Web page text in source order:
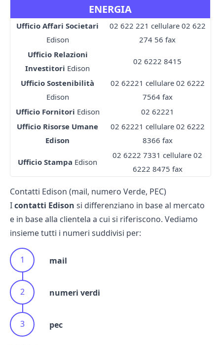
ENERGIA
Ufficio Affari Societari
Edison
02 622 221 cellulare 02 622
274 56 fax
Ufficio Relazioni
Investitori Edison
02 6222 8415
Ufficio Sostenibilità
Edison
02 62221 cellulare 02 6222
7564 fax
Ufficio Fornitori Edison
02 62221
Ufficio Risorse Umane
Edison
02 62221 cellulare 02 6222
8366 fax
Ufficio Stampa Edison
02 6222 7331 cellulare 02
6222 8475 fax
Contatti Edison (mail, numero Verde, PEC)
Icontatti Edison si differenziano in base al mercato
e in base alla clientela a cui si riferiscono. Vediamo
insieme tutti i numeri suddivisi per:
mail
numeri verdi
pec